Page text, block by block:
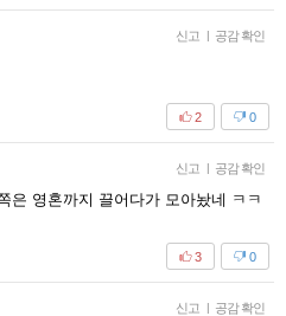
신고 | 공감 확인
0
2
신고 | 공감 확인
은 영혼까지 끌어다가 모아놨네 ㅋㅋ
0
3
신고 | 공감 확인